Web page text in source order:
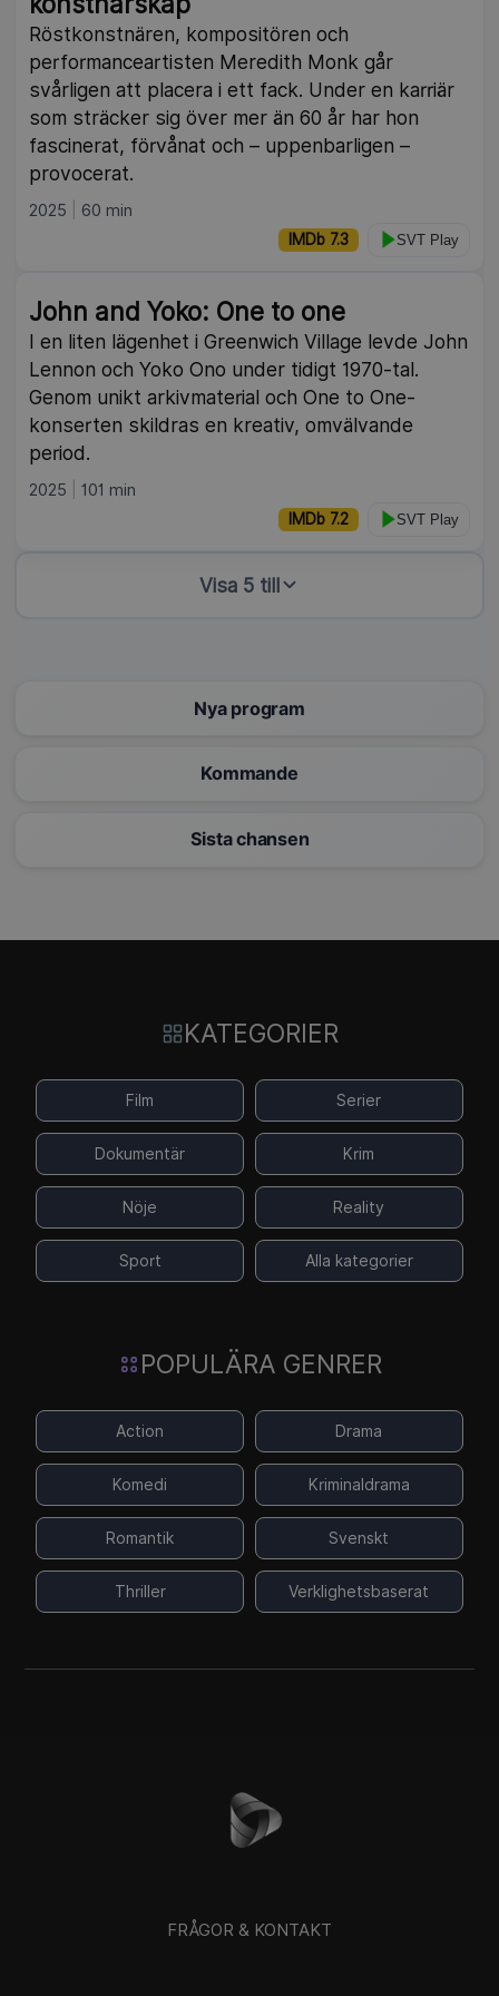
Röstkonstnären, kompositören och
performanceartisten Meredith Monk går
svårligen att placera i ett fack. Under en karriär
som sträcker sig över mer än 60 år har hon
fascinerat, förvånat och – uppenbarligen –
provocerat.
2025 60 min
IMDb 7.3 SVT Play
John and Yoko: One to one
I en liten lägenhet i Greenwich Village levde John
Lennon och Yoko Ono under tidigt 1970-tal.
Genom unikt arkivmaterial och One to One-
konserten skildras en kreativ, omvälvande
period.
2025 101 min
IMDb 7.2 SVT Play
Visa 5 till
Nya program
Kommande
Sista chansen
KATEGORIER
Film Serier
Dokumentär Krim
Nöje Reality
Sport Alla kategorier
POPULÄRA GENRER
Action Drama
Komedi Kriminaldrama
Romantik Svenskt
Thriller Verklighetsbaserat
FRÅGOR & KONTAKT